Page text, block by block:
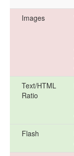
Images
Text/HTML
Ratio
Flash